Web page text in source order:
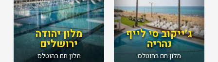
מלון יהודה
ירושלים
מלון חם בהוטלס
ג׳ייקוב סי לייף
נהריה
מלון חם בהוטלס